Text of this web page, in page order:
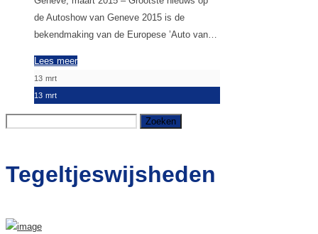
de Autoshow van Geneve 2015 is de
bekendmaking van de Europese ’Auto van…
Lees meer
13 mrt
13 mrt
Tegeltjeswijsheden